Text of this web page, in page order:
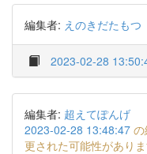
編集者: えのきだたもつ
2023-02-28
編集者: 超えてぽんげ
2023-02-28 13:48:47
更された可能性がありま